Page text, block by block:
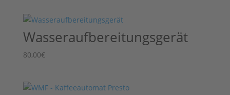
Wasseraufbereitungsgerät
80,00€